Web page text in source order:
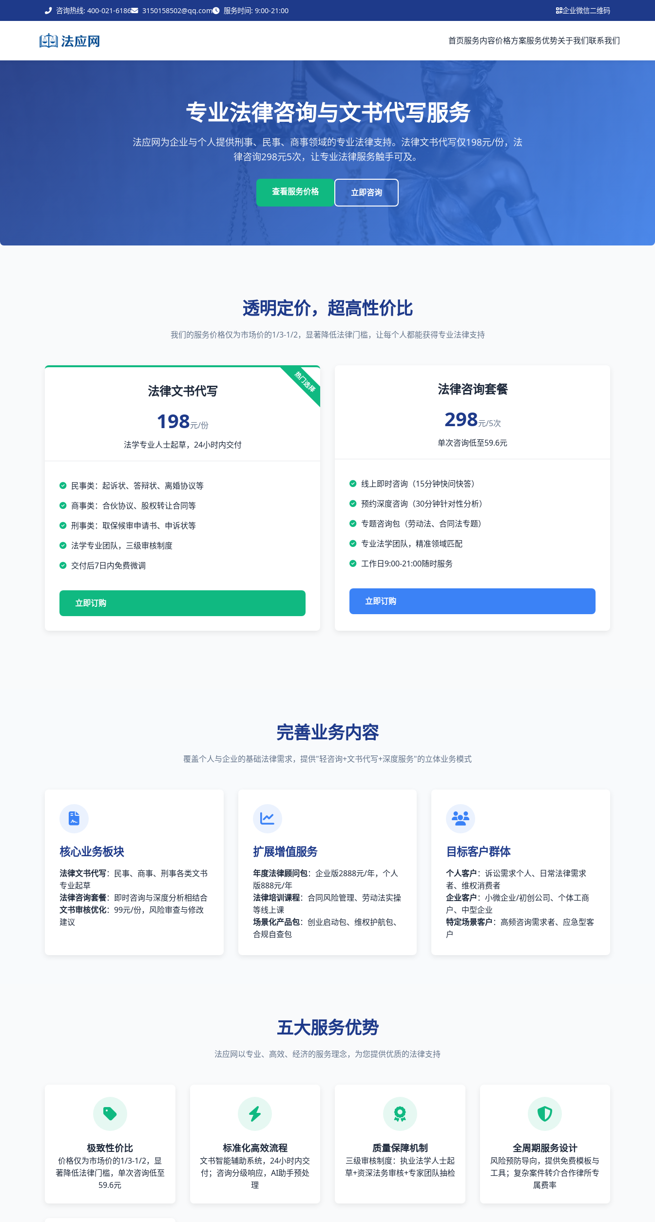
咨询热线: 400-021-6186 3150158502@qq.com 服务时间: 9:00-21:00 企业微信二维码
首页服务内容价格方案服务优势关于我们联系我们
专业法律咨询与文书代写服务
法应网为企业与个人提供刑事、民事、商事领域的专业法律支持。法律文书代写仅198元/份，法
律咨询298元5次，让专业法律服务触手可及。
查看服务价格 立即咨询
透明定价，超高性价比
我们的服务价格仅为市场价的1/3-1/2，显著降低法律门槛，让每个人都能获得专业法律支持
热门选择
法律文书代写
198元/份
法学专业人士起草，24小时内交付
民事类：起诉状、答辩状、离婚协议等
商事类：合伙协议、股权转让合同等
刑事类：取保候审申请书、申诉状等
法学专业团队，三级审核制度
交付后7日内免费微调
立即订购
法律咨询套餐
298元/5次
单次咨询低至59.6元
线上即时咨询（15分钟快问快答）
预约深度咨询（30分钟针对性分析）
专题咨询包（劳动法、合同法专题）
专业法学团队，精准领域匹配
工作日9:00-21:00随时服务
立即订购
完善业务内容
覆盖个人与企业的基础法律需求，提供"轻咨询+文书代写+深度服务"的立体业务模式
核心业务板块
法律文书代写：民事、商事、刑事各类文书
专业起草
法律咨询套餐：即时咨询与深度分析相结合
文书审核优化：99元/份，风险审查与修改
建议
扩展增值服务
年度法律顾问包：企业版2888元/年，个人
版888元/年
法律培训课程：合同风险管理、劳动法实操
等线上课
场景化产品包：创业启动包、维权护航包、
合规自查包
目标客户群体
个人客户：诉讼需求个人、日常法律需求
者、维权消费者
企业客户：小微企业/初创公司、个体工商
户、中型企业
特定场景客户：高频咨询需求者、应急型客
户
五大服务优势
法应网以专业、高效、经济的服务理念，为您提供优质的法律支持
极致性价比
价格仅为市场价的1/3-1/2，显
著降低法律门槛，单次咨询低至
59.6元
标准化高效流程
文书智能辅助系统，24小时内交
付；咨询分级响应，AI助手预处
理
质量保障机制
三级审核制度：执业法学人士起
草+资深法务审核+专家团队抽检
全周期服务设计
风险预防导向，提供免费模板与
工具；复杂案件转介合作律所专
属费率